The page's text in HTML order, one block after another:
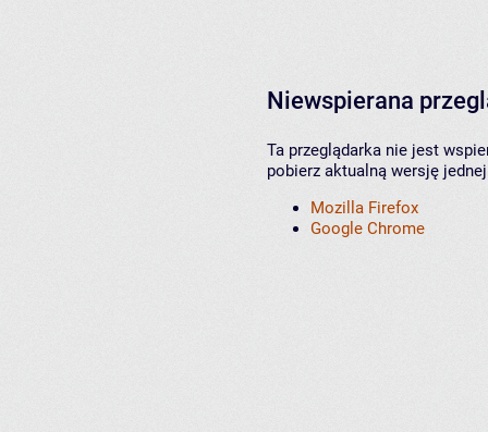
Niewspierana
Ta przeglądarka nie jest
pobierz aktualną wersję
Mozilla Firefox
Google Chrome